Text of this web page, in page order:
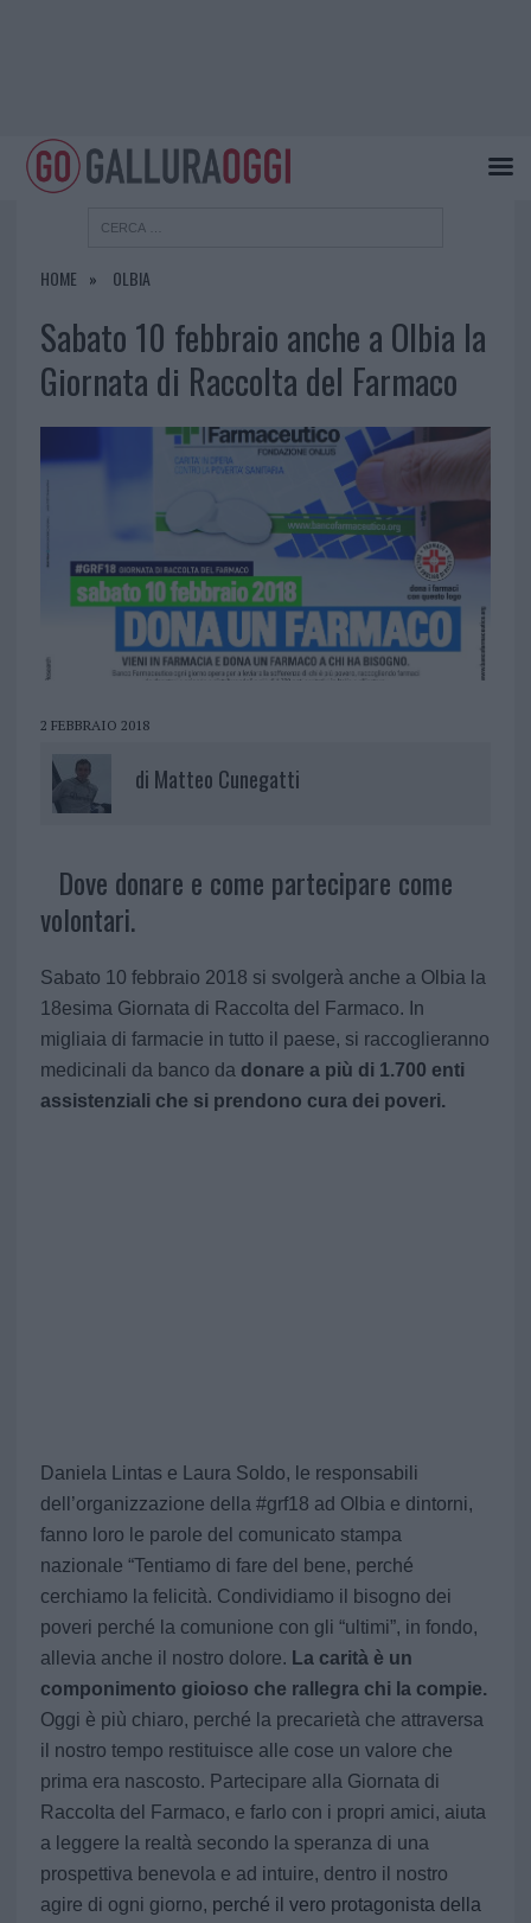
HOME OLBIA
Sabato 10 febbraio anche a Olbia la
Giornata di Raccolta del Farmaco
2 FEBBRAIO 2018
di Matteo Cunegatti
Dove donare e come partecipare come
volontari.
Sabato 10 febbraio 2018 si svolgerà anche a Olbia la
18esima Giornata di Raccolta del Farmaco. In
migliaia di farmacie in tutto il paese, si raccoglieranno
medicinali da banco da donare a più di 1.700 enti
assistenziali che si prendono cura dei poveri.
Daniela Lintas e Laura Soldo, le responsabili
dell’organizzazione della #grf18 ad Olbia e dintorni,
fanno loro le parole del comunicato stampa
nazionale “Tentiamo di fare del bene, perché
cerchiamo la felicità. Condividiamo il bisogno dei
poveri perché la comunione con gli “ultimi”, in fondo,
allevia anche il nostro dolore. La carità è un
componimento gioioso che rallegra chi la compie.
Oggi è più chiaro, perché la precarietà che attraversa
il nostro tempo restituisce alle cose un valore che
prima era nascosto. Partecipare alla Giornata di
Raccolta del Farmaco, e farlo con i propri amici, aiuta
a leggere la realtà secondo la speranza di una
prospettiva benevola e ad intuire, dentro il nostro
agire di ogni giorno, perché il vero protagonista della